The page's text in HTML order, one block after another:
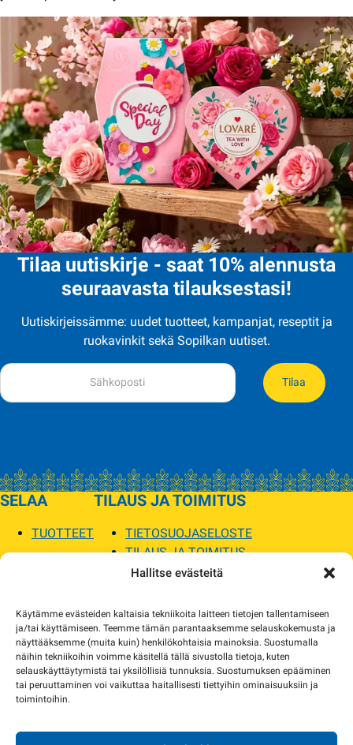
Hallitse evästeitä
Käytämme evästeiden kaltaisia tekniikoita laitteen tietojen tallentamiseen
ja/tai käyttämiseen. Teemme tämän parantaaksemme selauskokemusta ja
näyttääksemme (muita kuin) henkilökohtaisia mainoksia. Suostumalla
näihin tekniikoihin voimme käsitellä tällä sivustolla tietoja, kuten
selauskäyttäytymistä tai yksilöllisiä tunnuksia. Suostumuksen epääminen
tai peruuttaminen voi vaikuttaa haitallisesti tiettyihin ominaisuuksiin ja
toimintoihin.
Tilaa uutiskirje - saat 10% alennusta
seuraavasta tilauksestasi!
Uutiskirjeissämme: uudet tuotteet, kampanjat, reseptit ja
ruokavinkit sekä Sopilkan uutiset.
Tilaa
SELAA
TUOTTEET
TILAUS JA TOIMITUS
TIETOSUOJASELOSTE
TILAUS JA TOIMITUS
TOIMITUSEHDOT
MYYMÄLÄT JA YHTEYSTIEDOT
USEIN KYSYTYT
AJANKOHTAISTA
yhteyttä ja sovimme korvaavista tuotteista.